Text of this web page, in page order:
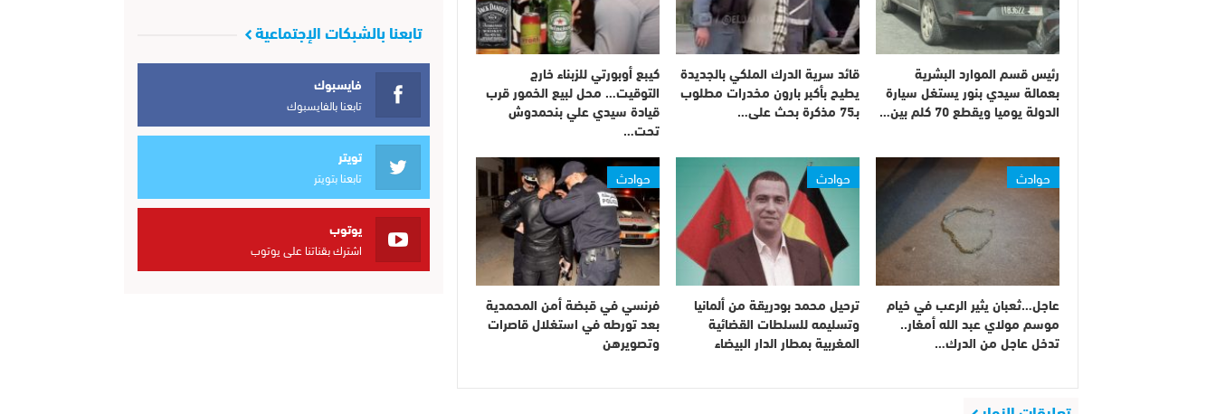
رئيس قسم الموارد البشرية
بعمالة سيدي بنور يستغل سيارة
الدولة يوميا ويقطع 70 كلم بين…
قائد سرية الدرك الملكي بالجديدة
يطيح بأكبر بارون مخدرات مطلوب
بـ75 مذكرة بحث على…
كيبع أوبورتي للزبناء خارج
التوقيت… محل لبيع الخمور قرب
قيادة سيدي علي بنحمدوش
تحت…
حوادث
عاجل…ثعبان يثير الرعب في خيام
موسم مولاي عبد الله أمغار..
تدخل عاجل من الدرك…
حوادث
ترحيل محمد بودريقة من ألمانيا
وتسليمه للسلطات القضائية
المغربية بمطار الدار البيضاء
حوادث
فرنسي في قبضة أمن المحمدية
بعد تورطه في استغلال قاصرات
وتصويرهن
تابعنا بالشبكات الإجتماعية
فايسبوك
تابعنا بالفايسبوك
تويتر
تابعنا بتويتر
يوتوب
اشترك بقناتنا على يوتوب